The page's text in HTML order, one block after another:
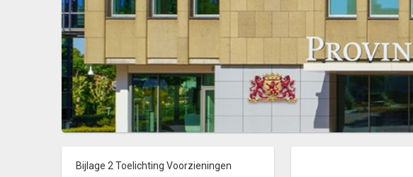
Bijlage 2 Toelichting Voorzieningen